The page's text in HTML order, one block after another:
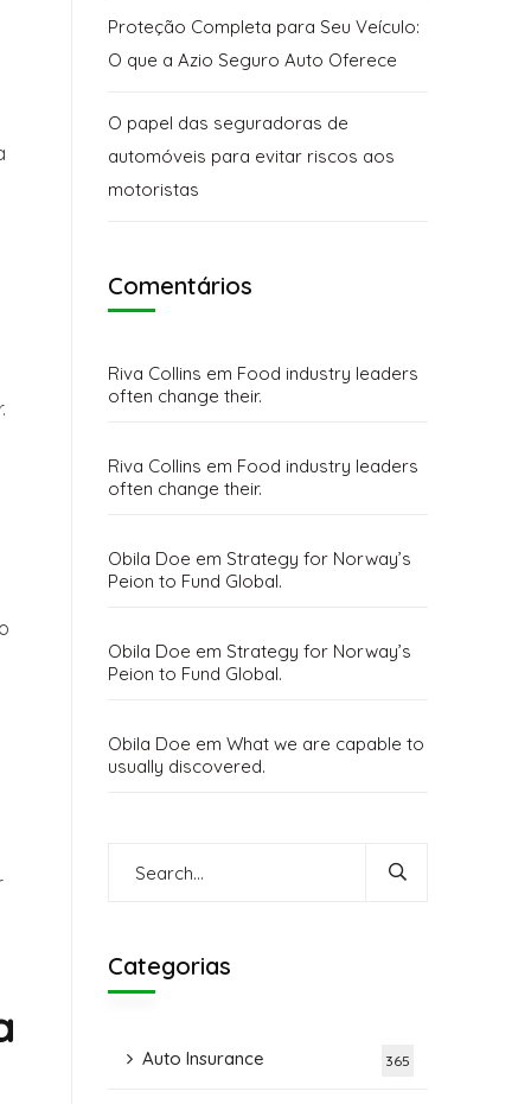
Proteção Completa para Seu Veículo:
O que a Azio Seguro Auto Oferece
O papel das seguradoras de
automóveis para evitar riscos aos
motoristas
Comentários
Riva Collins em Food industry leaders
often change their.
Riva Collins em Food industry leaders
often change their.
Obila Doe em Strategy for Norway’s
Peion to Fund Global.
Obila Doe em Strategy for Norway’s
Peion to Fund Global.
Obila Doe em What we are capable to
usually discovered.
Categorias
Auto Insurance 365